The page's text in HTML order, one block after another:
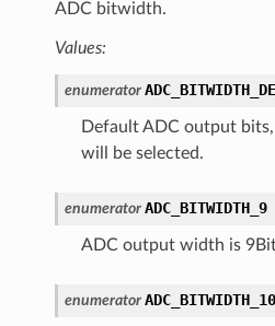
ADC bitwidth.
Values:
enumerator
Default ADC output
will be selected.
enumerator ADC_BITWIDTH_9
ADC output width is
enumerator ADC_BITWIDTH_10